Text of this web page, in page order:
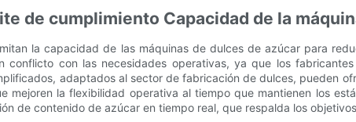
de cumplimiento Capacidad de la
la capacidad de las máquinas de dulces de azúcar para
conflicto con las necesidades operativas, ya que los
adaptados al sector de fabricación de dulces, pueden
mejoren la flexibilidad operativa al tiempo que mantienen los
de contenido de azúcar en tiempo real, que respalda los